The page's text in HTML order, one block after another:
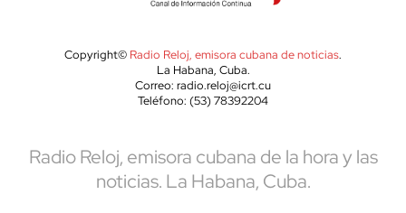
Copyright© Radio Reloj, emisora cubana de noticias.
La Habana, Cuba.
Correo: radio.reloj@icrt.cu
Teléfono: (53) 78392204
Radio Reloj, emisora cubana de la hora y las
noticias. La Habana, Cuba.